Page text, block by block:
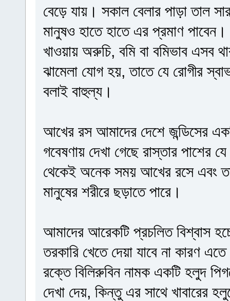
বেড়ে যায়। সকাল বেলার পাড়া তাল
মানুষও হাতে হাতে এর প্রমাণ
খাওয়ায় অরুচি, বমি বা বমিভাব এসব
ঝামেলা যোগ হয়, তাতে যে রোগীর
বলাই বাহুল্য।
আখের রস আমাদের দেশে জন্ডিসের
গবেষণায় দেখা গেছে রাস্তার পাশের
থেকেই অনেক সময় আখের রসে এবং
মানুষের শরীরে ছড়াতে পারে।
আমাদের আরেকটি প্রচলিত বিশ্বাস
তরকারি খেতে দেয়া যাবে না কারণ
রক্তে বিলিরুবিন নামক একটি হলুদ
দেখা দেয়, কিন্তু এর সাথে খাবারের